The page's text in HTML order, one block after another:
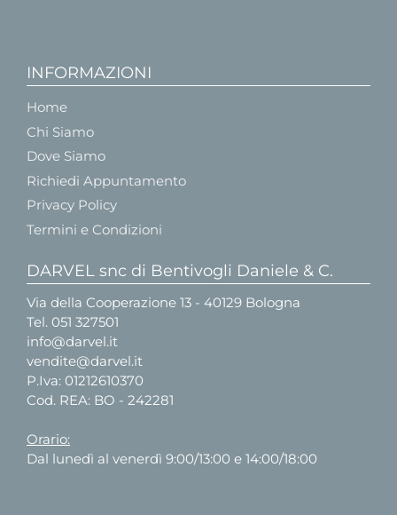
INFORMAZIONI
Home
Chi Siamo
Dove Siamo
Richiedi Appuntamento
Privacy Policy
Termini e Condizioni
DARVEL snc di Bentivogli Daniele & C.
Via della Cooperazione 13 - 40129 Bologna
Tel. 051 327501
info@darvel.it
vendite@darvel.it
P.Iva: 01212610370
Cod. REA: BO - 242281
Orario:
Dal lunedì al venerdì 9:00/13:00 e 14:00/18:00